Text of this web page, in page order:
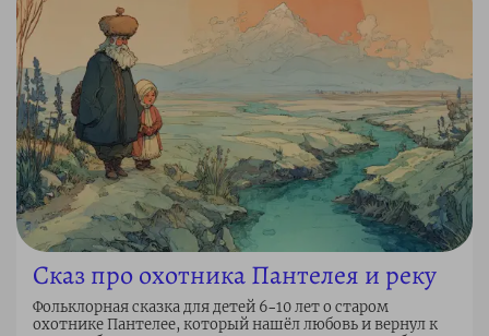
Сказ про охотника Пантелея и реку
Фольклорная сказка для детей 6–10 лет о старом
охотнике Пантелее, который нашёл любовь и вернул к